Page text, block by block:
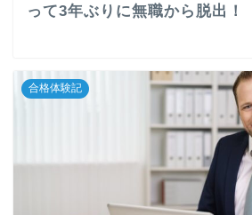
って3年ぶりに無職から脱出！
合格体験記